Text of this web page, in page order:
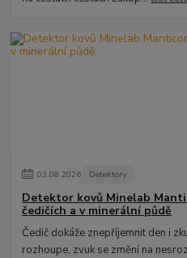
03.08.2026 Detektory
Detektor kovů Minelab
čedičích a v minerální půdě
Čedič dokáže znepříjemnit den i
rozhoupe, zvuk se změní na